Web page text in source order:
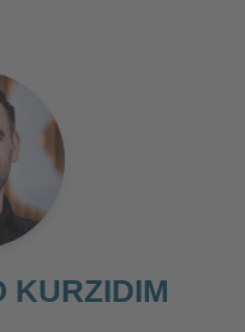
Consent
KURZIDIM